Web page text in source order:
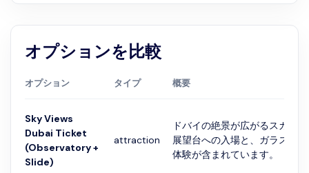
オプションを比較
オプション タイプ 概要
Sky Views
Dubai Ticket
(Observatory +
Slide)
attraction
ドバイの絶景が広がるスカイ
展望台への入場と、ガラス製
体験が含まれています。